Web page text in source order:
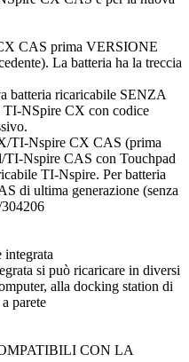
CAS prima VERSIONE
La batteria ha la treccia
batteria ricaricabile SENZA
TI-NSpire CX con codice
TI-Nspire CX CAS (prima
TI-Nspire CAS con Touchpad
TI-Nspire. Per batteria
di ultima generazione (senza
si può ricaricare in diversi
alla docking station di
parete
CON LA